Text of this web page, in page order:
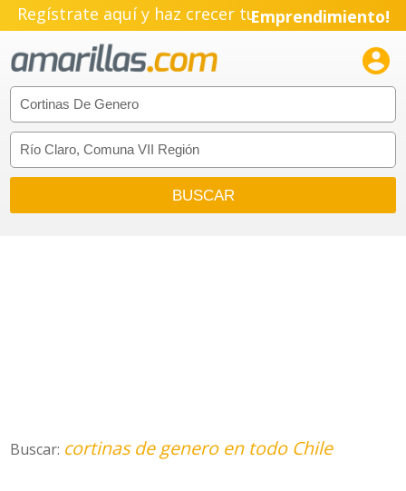
Regístrate aquí y haz crecer tuEmprendimiento!

Buscar: cortinas de genero en todo Chile